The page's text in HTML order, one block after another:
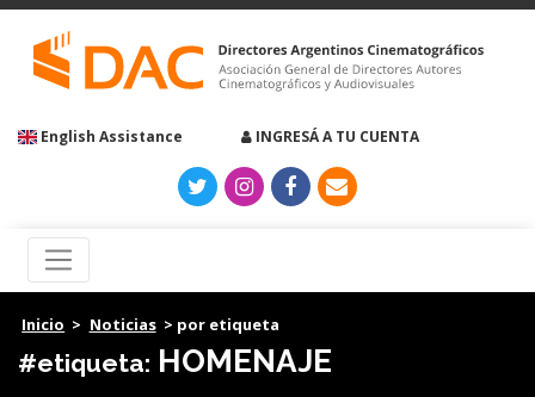
English Assistance INGRESÁ A TU CUENTA
Inicio > Noticias > por etiqueta
#etiqueta: HOMENAJE